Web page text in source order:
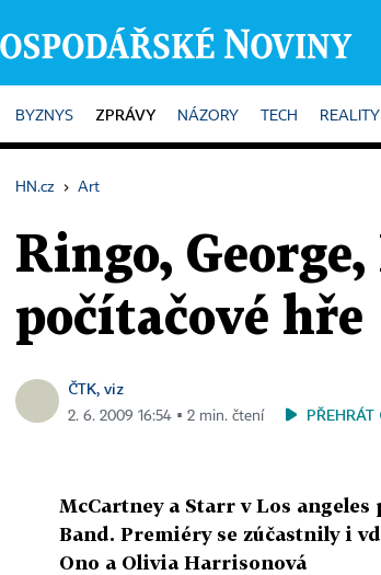
HOME
BYZNYS ZPRÁVY NÁZORY TECH REALITY
HN.cz › Art
Ringo,
počítačové hře
ČTK, viz
2. 6. 2009 16:54 ▪ 2 min. čtení PŘEHRÁT
McCartney a Starr v Los
Band. Premiéry se zúčastnily i
Ono a Olivia Harrisonová